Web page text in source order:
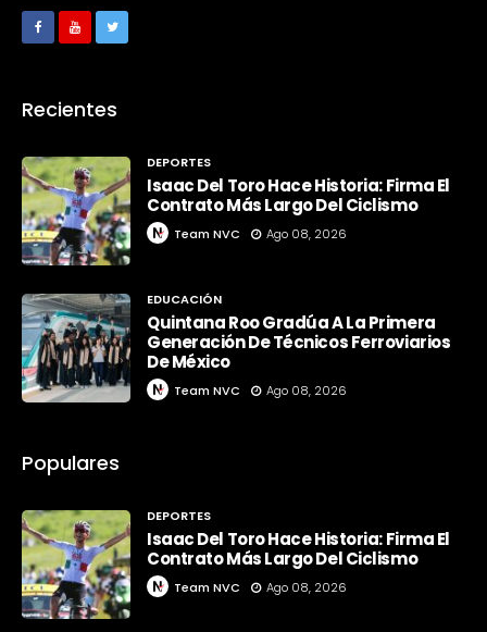
Recientes
DEPORTES
Isaac Del Toro Hace Historia: Firma El
Contrato Más Largo Del Ciclismo
Team NVC Ago 08, 2026
EDUCACIÓN
Quintana Roo Gradúa A La Primera
Generación De Técnicos Ferroviarios
De México
Team NVC Ago 08, 2026
Populares
DEPORTES
Isaac Del Toro Hace Historia: Firma El
Contrato Más Largo Del Ciclismo
Team NVC Ago 08, 2026